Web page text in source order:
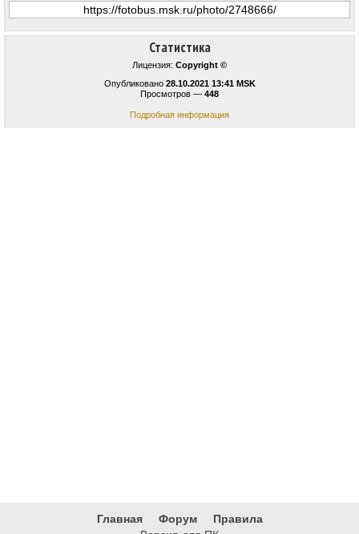
Статистика
Лицензия: Copyright ©
Опубликовано 28.10.2021 13:41 MSK
Просмотров — 448
Подробная информация
Главная Форум
Правила